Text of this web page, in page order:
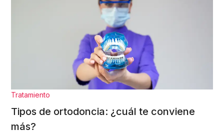
Tratamiento
Tipos de ortodoncia: ¿cuál te conviene
más?